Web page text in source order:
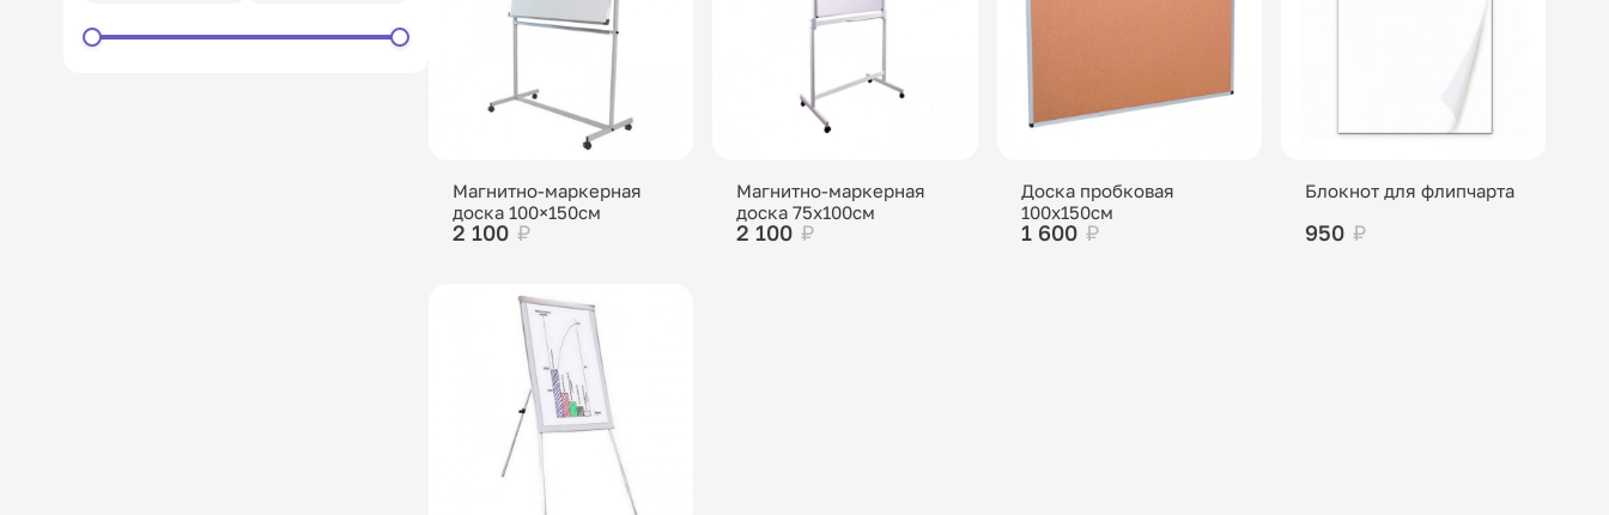
Магнитно-маркерная
доска 100×150см
2 100 ₽
Магнитно-маркерная
доска 75x100см
2 100 ₽
Доска пробковая
100x150см
1 600 ₽
Блокнот для флипчарта
950 ₽